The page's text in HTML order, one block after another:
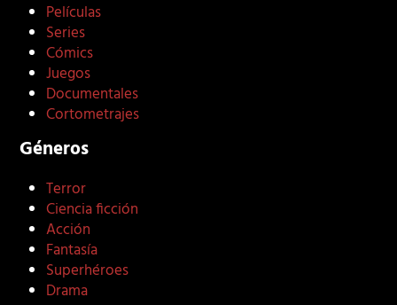
Películas
Series
Cómics
Juegos
Documentales
Cortometrajes
Géneros
Terror
Ciencia ficción
Acción
Fantasía
Superhéroes
Drama